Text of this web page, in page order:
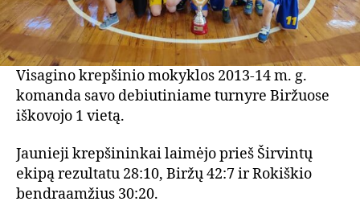
Visagino krepšinio mokyklos 2013-14 m. g.
komanda savo debiutiniame turnyre Biržuose
iškovojo 1 vietą.
Jaunieji krepšininkai laimėjo prieš Širvintų
ekipą rezultatu 28:10, Biržų 42:7 ir Rokiškio
bendraamžius 30:20.